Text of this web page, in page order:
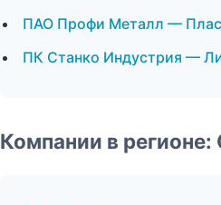
ПАО Профи Металл —
ПК Станко Индустрия —
Компании в